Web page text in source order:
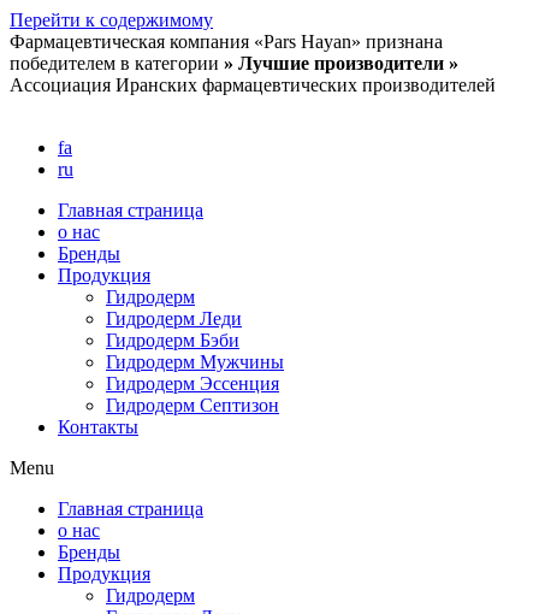
Перейти к содержимому
Фармацевтическая компания «Pars Hayan» признана
победителем в категории » Лучшие производители »
Ассоциация Иранских фармацевтических производителей
fa
ru
Главная страница
о нас
Бренды
Продукция
Гидродерм
Гидродерм Леди
Гидродерм Бэби
Гидродерм Мужчины
Гидродерм Эссенция
Гидродерм Септизон
Контакты
Menu
Главная страница
о нас
Бренды
Продукция
Гидродерм